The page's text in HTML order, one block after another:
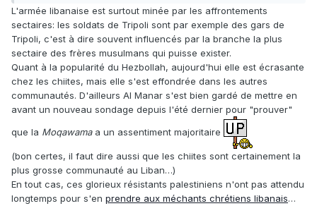
L'armée libanaise est surtout minée par les affrontements
sectaires: les soldats de Tripoli sont par exemple des gars de
Tripoli, c'est à dire souvent influencés par la branche la plus
sectaire des frères musulmans qui puisse exister.
Quant à la popularité du Hezbollah, aujourd'hui elle est écrasante
chez les chiites, mais elle s'est effondrée dans les autres
communautés. D'ailleurs Al Manar s'est bien gardé de mettre en
avant un nouveau sondage depuis l'été dernier pour "prouver"
que la Moqawama a un assentiment majoritaire
(bon certes, il faut dire aussi que les chiites sont certainement la
plus grosse communauté au Liban…)
En tout cas, ces glorieux résistants palestiniens n'ont pas attendu
longtemps pour s'en prendre aux méchants chrétiens libanais…